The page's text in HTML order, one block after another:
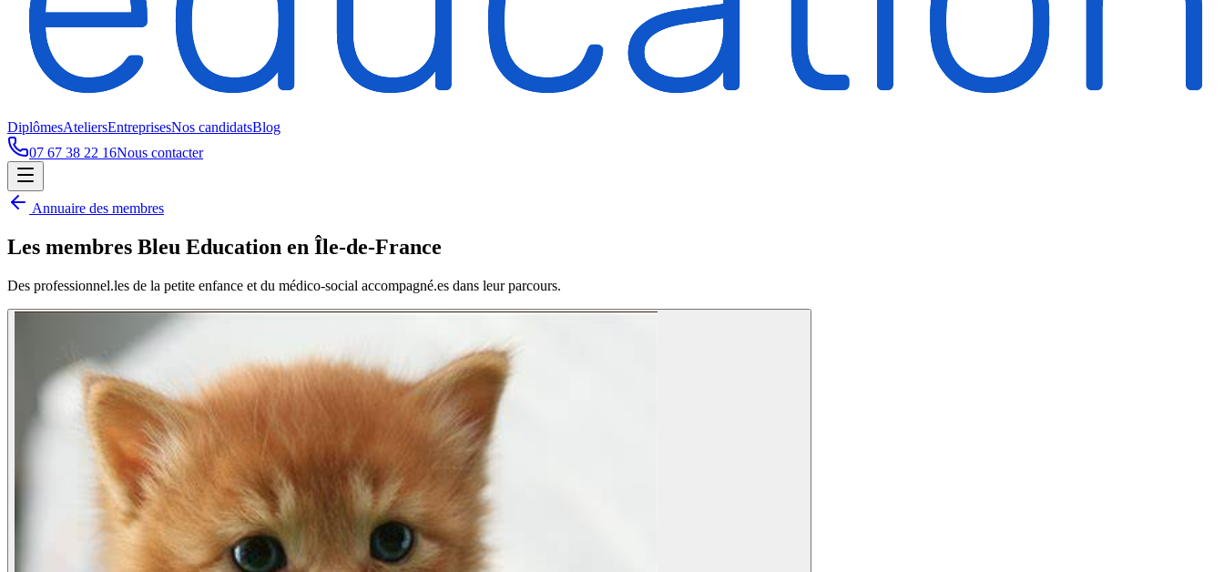
DiplômesAteliersEntreprisesNos candidatsBlog
07 67 38 22 16Nous contacter
Annuaire des membres
Les membres Bleu Education en Île-de-France
Des professionnel.les de la petite enfance et du médico-social accompagné.es dans leur parcours.